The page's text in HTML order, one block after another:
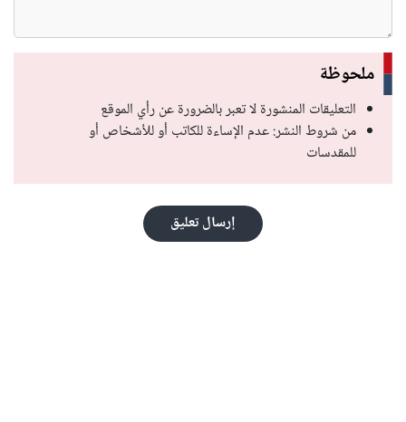
ملحوظة
التعليقات المنشورة لا تعبر بالضرورة عن رأي الموقع
من شروط النشر: عدم الإساءة للكاتب أو للأشخاص أو
للمقدسات
إرسال تعليق